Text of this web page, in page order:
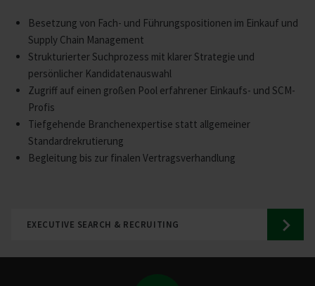
Besetzung von Fach- und Führungspositionen im Einkauf und
Supply Chain Management
Strukturierter Suchprozess mit klarer Strategie und
persönlicher Kandidatenauswahl
Zugriff auf einen großen Pool erfahrener Einkaufs- und SCM-
Profis
Tiefgehende Branchenexpertise statt allgemeiner
Standardrekrutierung
Begleitung bis zur finalen Vertragsverhandlung
EXECUTIVE SEARCH & RECRUITING